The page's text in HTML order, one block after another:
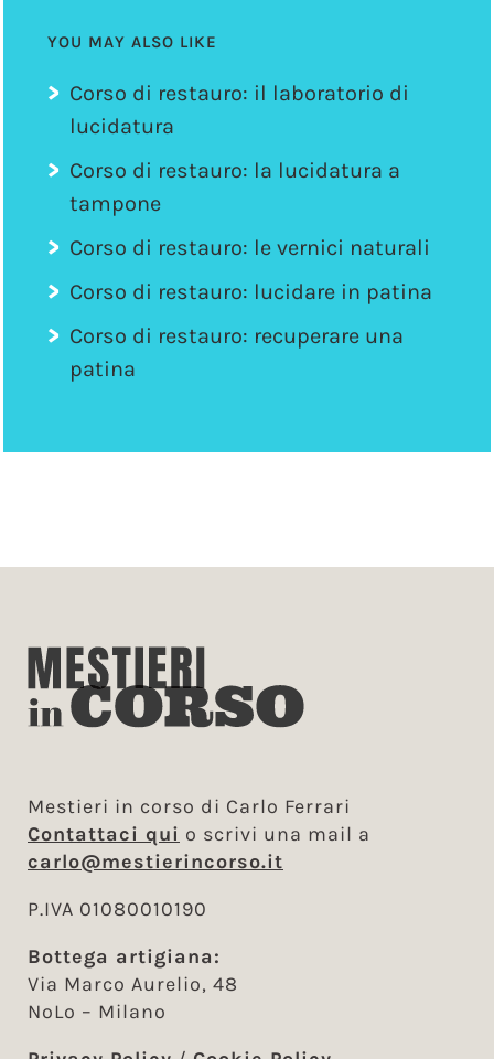
YOU MAY ALSO LIKE
Corso di restauro: il laboratorio di
lucidatura
Corso di restauro: la lucidatura a
tampone
Corso di restauro: le vernici naturali
Corso di restauro: lucidare in patina
Corso di restauro: recuperare una
patina
Mestieri in corso di Carlo Ferrari
Contattaci qui o scrivi una mail a
carlo@mestierincorso.it
P.IVA 01080010190
Bottega artigiana:
Via Marco Aurelio, 48
NoLo – Milano